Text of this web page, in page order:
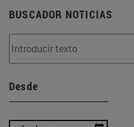
BUSCADOR NOTICIAS
Desde